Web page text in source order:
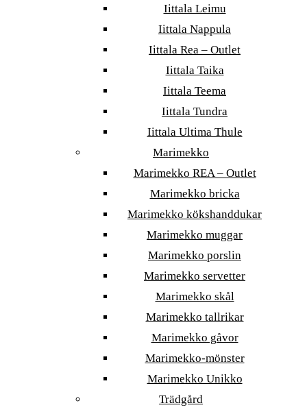
Iittala Leimu
Iittala Nappula
Iittala Rea – Outlet
Iittala Taika
Iittala Teema
Iittala Tundra
Iittala Ultima Thule
Marimekko
Marimekko REA – Outlet
Marimekko bricka
Marimekko kökshanddukar
Marimekko muggar
Marimekko porslin
Marimekko servetter
Marimekko skål
Marimekko tallrikar
Marimekko gåvor
Marimekko-mönster
Marimekko Unikko
Trädgård